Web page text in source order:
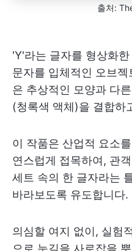
출처:
'Y'라는 글자를 형상화
문자를 입체적인 오브
은 추상적인 모양과 다
(청록색 액체)을 결합하
이 작품은 산업적 요소
연스럽게 접목하여, 관
세트 속의 한 글자라는
바라보도록 유도합니다.
의심할 여지 없이, 실험
으로 눈길을 사로잡을